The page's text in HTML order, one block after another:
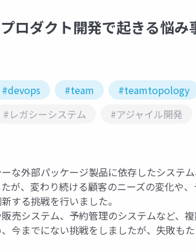
ロダクト開発で起きる悩み
#devops #team #teamtopology
#レガシーシステム #アジャイル開発
な外部パッケージ製品に依存したシステ
が、変わり続ける顧客のニーズの変化や
する挑戦を行いました。
売システム、予約管理のシステムなど、
今までにない挑戦をしましたが、失敗もた